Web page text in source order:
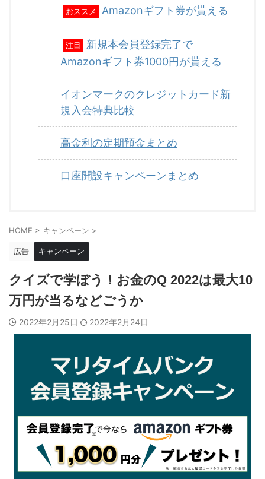
おススメ Amazonギフト券が貰える
注目
新規本会員登録完了で
Amazonギフト券1000円が貰える
イオンマークのクレジットカード新
規入会特典比較
高金利の定期預金まとめ
口座開設キャンペーンまとめ
HOME > キャンペーン >
広告 キャンペーン
クイズで学ぼう！お金のQ 2022は最大10
万円が当るなどごうか
2022年2月25日 2022年2月24日